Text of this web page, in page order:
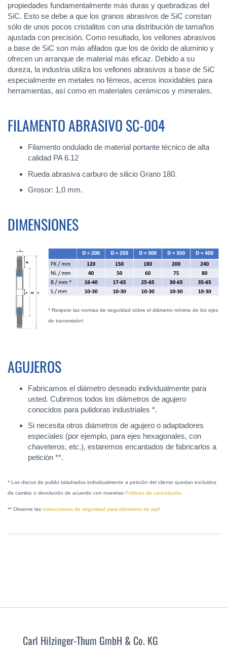
propiedades fundamentalmente más duras y quebradizas del
SiC. Esto se debe a que los granos abrasivos de SiC constan
sólo de unos pocos cristalitos con una distribución de tamaños
ajustada con precisión. Como resultado, los vellones abrasivos
a base de SiC son más afilados que los de óxido de aluminio y
ofrecen un arranque de material más eficaz. Debido a su
dureza, la industria utiliza los vellones abrasivos a base de SiC
especialmente en metales no férreos, aceros inoxidables para
herramientas, así como en materiales cerámicos y minerales.
FILAMENTO ABRASIVO SC-004
Filamento ondulado de material portante técnico de alta
calidad PA 6.12
Rueda abrasiva carburo de silicio Grano 180.
Grosor: 1,0 mm.
DIMENSIONES
* Respete las normas de seguridad sobre el diámetro mínimo de los ejes
de transmisión!
AGUJEROS
Fabricamos el diámetro deseado individualmente para
usted. Cubrimos todos los diámetros de agujero
conocidos para pulidoras industriales *.
Si necesita otros diámetros de agujero o adaptadores
especiales (por ejemplo, para ejes hexagonales, con
chaveteros, etc.), estaremos encantados de fabricarlos a
petición **.
* Los discos de pulido taladrados individualmente a petición del cliente quedan excluidos
de cambio o devolución de acuerdo con nuestras Politicas de cancelación.
** Observe las instrucciones de seguridad para diámetros de eje!
Carl Hilzinger-Thum GmbH & Co. KG